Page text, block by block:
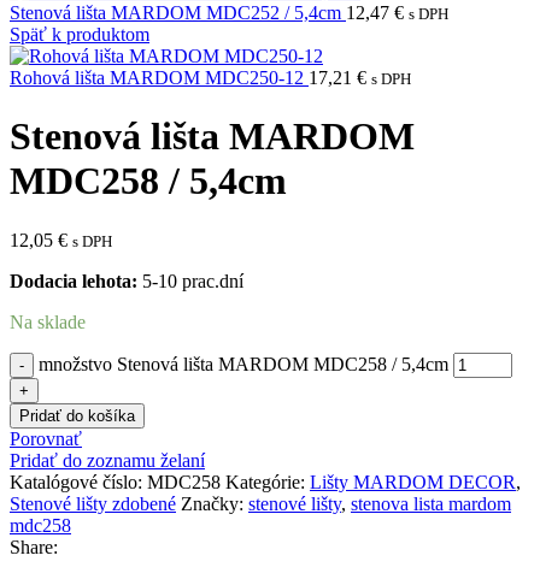
Stenová lišta MARDOM MDC252 / 5,4cm 12,47 € s DPH
Späť k produktom
Rohová lišta MARDOM MDC250-12 17,21 € s DPH
Stenová lišta MARDOM
MDC258 / 5,4cm
12,05 € s DPH
Dodacia lehota: 5-10 prac.dní
Na sklade
množstvo Stenová lišta MARDOM MDC258 / 5,4cm
Pridať do košíka
Porovnať
Pridať do zoznamu želaní
Katalógové číslo: MDC258 Kategórie: Lišty MARDOM DECOR,
Stenové lišty zdobené Značky: stenové lišty, stenova lista mardom
mdc258
Share: